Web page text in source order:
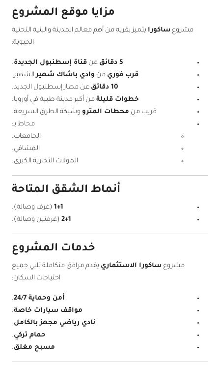
مزايا موقع المشروع
مشروع ساكورا يتميز بقربه من أهم معالم المدينة والبنية التحتية
الحيوية:
5 دقائق عن قناة إسطنبول الجديدة.
قرب فوري من وادي باشاك شهير الشهير.
10 دقائق
عن مطار إسطنبول الجديد.
خطوات قليلة من أكبر مدينة طبية في أوروبا.
قريب من محطات المترو وشبكة الطرق السريعة.
محاط بـ:
الجامعات.
المشافي.
المولات التجارية الكبرى.
أنماط الشقق المتاحة
1+1 (غرف وصالة).
2+1 (غرفتين وصالة).
خدمات المشروع
مشروع ساكورا الاستثماري يقدم مرافق متكاملة تلبي جميع
احتياجات السكان:
أمن وحماية 24/7
.
مواقف سيارات خاصة.
نادي رياضي مجهز بالكامل.
حمام تركي.
مسبح مغلق.